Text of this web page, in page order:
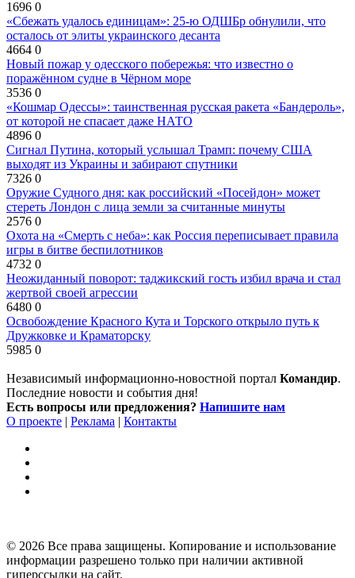
1696 0
«Сбежать удалось единицам»: 25-ю ОДШБр обнулили, что
осталось от элиты украинского десанта
4664 0
Новый пожар у одесского побережья: что известно о
поражённом судне в Чёрном море
3536 0
«Кошмар Одессы»: таинственная русская ракета «Бандероль»,
от которой не спасает даже НАТО
4896 0
Сигнал Путина, который услышал Трамп: почему США
выходят из Украины и забирают спутники
7326 0
Оружие Судного дня: как российский «Посейдон» может
стереть Лондон с лица земли за считанные минуты
2576 0
Охота на «Смерть с неба»: как Россия переписывает правила
игры в битве беспилотников
4732 0
Неожиданный поворот: таджикский гость избил врача и стал
жертвой своей агрессии
6480 0
Освобождение Красного Кута и Торского открыло путь к
Дружковке и Краматорску
5985 0
Независимый информационно-новостной портал Командир.
Последние новости и события дня!
Есть вопросы или предложения? Напишите нам
О проекте | Реклама | Контакты
© 2026 Все права защищены. Копирование и использование
информации разрешено только при наличии активной
гиперссылки на сайт.